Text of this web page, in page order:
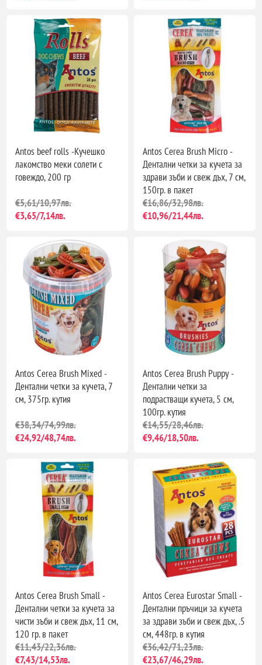
Antos beef rolls -Кучешко
лакомство меки солети с
говеждо, 200 гр
€5,61/10,97лв.
€3,65/7,14лв.
Antos Cerea Brush Micro -
Дентални четки за кучета за
здрави зъби и свеж дъх, 7 см,
150гр. в пакет
€16,86/32,98лв.
€10,96/21,44лв.
Antos Cerea Brush Mixed -
Дентални четки за кучета, 7
см, 375гр. кутия
€38,34/74,99лв.
€24,92/48,74лв.
Antos Cerea Brush Puppy -
Дентални четки за
подрастващи кучета, 5 см,
100гр. кутия
€14,55/28,46лв.
€9,46/18,50лв.
Antos Cerea Brush Small -
Дентални четки за кучета за
чисти зъби и свеж дъх, 11 см,
120 гр. в пакет
€11,43/22,36лв.
€7,43/14,53лв.
Antos Cerea Eurostar Small -
Дентални пръчици за кучета
за здрави зъби и свеж дъх, .5
см, 448гр. в кутия
€36,42/71,23лв.
€23,67/46,29лв.